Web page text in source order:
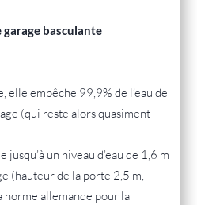
garage basculante
elle empêche 99,9% de l’eau de
(qui reste alors quasiment
un niveau d’eau de 1,6 m
(hauteur de la porte 2,5 m,
norme allemande pour la